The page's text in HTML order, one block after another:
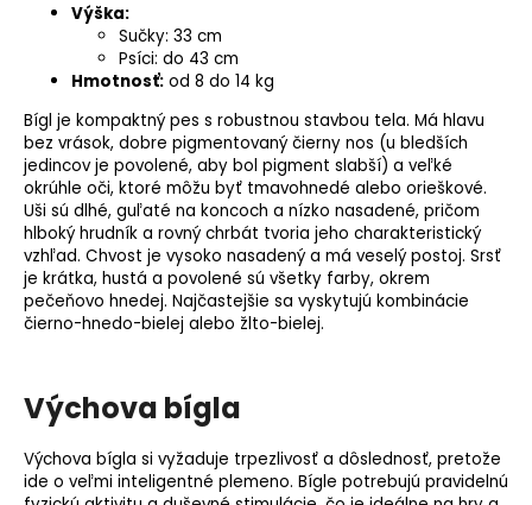
Výška:
Sučky: 33 cm
Psíci: do 43 cm
Hmotnosť: od 8 do 14 kg
Bígl je kompaktný pes s robustnou stavbou tela. Má hlavu
bez vrások, dobre pigmentovaný čierny nos (u bledších
jedincov je povolené, aby bol pigment slabší) a veľké
okrúhle oči, ktoré môžu byť tmavohnedé alebo orieškové.
Uši sú dlhé, guľaté na koncoch a nízko nasadené, pričom
hlboký hrudník a rovný chrbát tvoria jeho charakteristický
vzhľad. Chvost je vysoko nasadený a má veselý postoj. Srsť
je krátka, hustá a povolené sú všetky farby, okrem
pečeňovo hnedej. Najčastejšie sa vyskytujú kombinácie
čierno-hnedo-bielej alebo žlto-bielej.
Výchova bígla
Výchova bígla si vyžaduje trpezlivosť a dôslednosť, pretože
ide o veľmi inteligentné plemeno. Bígle potrebujú pravidelnú